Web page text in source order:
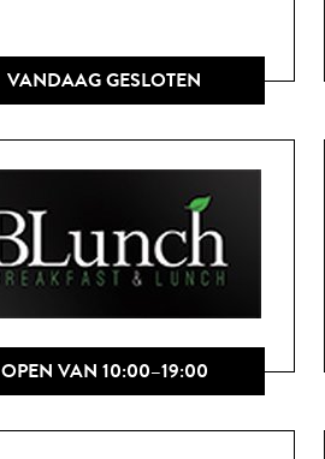
VANDAAG GESLOTEN
OPEN VAN 10:00–19:00